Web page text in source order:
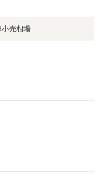
売相場